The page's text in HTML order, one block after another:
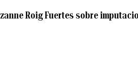
Roig Fuertes sobre